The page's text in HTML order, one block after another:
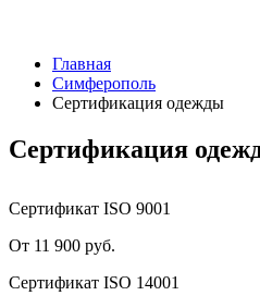
Главная
Симферополь
Сертификация одежды
Сертификация
Сертификат ISO 9001
От 11 900 руб.
Сертификат ISO 14001